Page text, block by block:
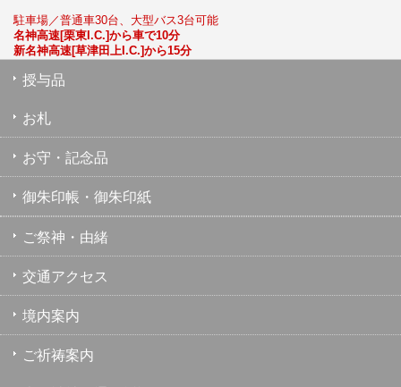
駐車場／普通車30台、大型バス3台可能
名神高速[栗東I.C.]から車で10分
新名神高速[草津田上I.C.]から15分
授与品
お札
お守・記念品
御朱印帳・御朱印紙
ご祭神・由緒
交通アクセス
境内案内
ご祈祷案内